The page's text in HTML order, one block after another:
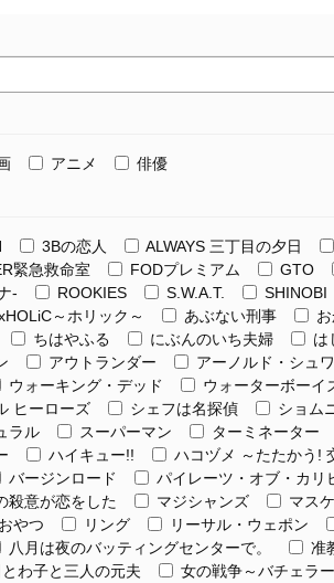
アニメ 俳優
3Bの恋人 ALWAYS 三丁目の夕日
緊急救命室 FODプレミアム GTO
- ROOKIES S.W.A.T. SHINOBI
～ホリック～ あぶない刑事
ちはやふる にぶんのいち夫婦 は
アウトランダー アーノルド・シュ
ウォーキング・デッド ウォーターボーイ
ヒーローズ シェフは名探偵 ショム
ラル スーパーマン ターミネーター
ハイキュー!! ハコヅメ ～たたかう!
バージンロード パイレーツ・オブ・カリ
殺意が恋をした マジシャンズ マス
やつ リング リーサル・ウェポン
八月は夜のバッティングセンターで。 准
わ子と三人の元夫 女の戦争～バチェラ